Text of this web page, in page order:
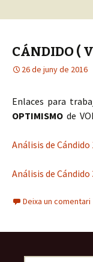
CÁNDIDO (
26 de juny de 2016
Enlaces para
OPTIMISMO de
Análisis de Cándido
Análisis de
Deixa un comentari